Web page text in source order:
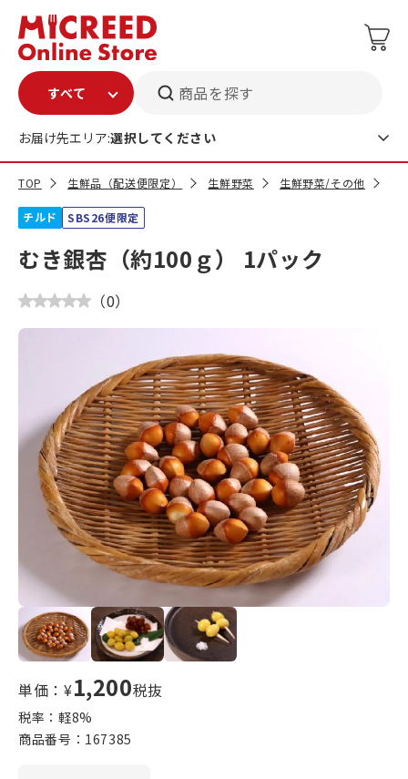
商品を探す
お届け先エリア:選択してください
TOP 生鮮品（配送便限定） 生鮮野菜 生鮮野菜/その他
チルド SBS26便限定
むき銀杏（約100ｇ） 1パック
（0）
単価：¥1,200税抜
税率：軽8%
商品番号： 167385